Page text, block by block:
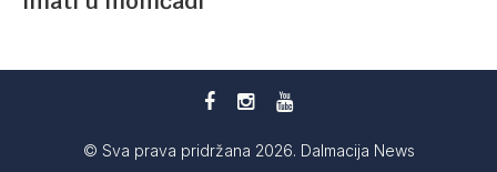
© Sva prava pridržana 2026. Dalmacija News